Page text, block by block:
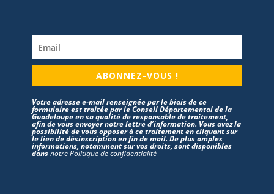
ABONNEZ-VOUS !
Votre adresse e-mail renseignée par le biais de ce
formulaire est traitée par le Conseil Départemental de la
Guadeloupe en sa qualité de responsable de traitement,
afin de vous envoyer notre lettre d’information. Vous avez la
possibilité de vous opposer à ce traitement en cliquant sur
le lien de désinscription en fin de mail. De plus amples
informations, notamment sur vos droits, sont disponibles
dansnotre Politique de confidentialité